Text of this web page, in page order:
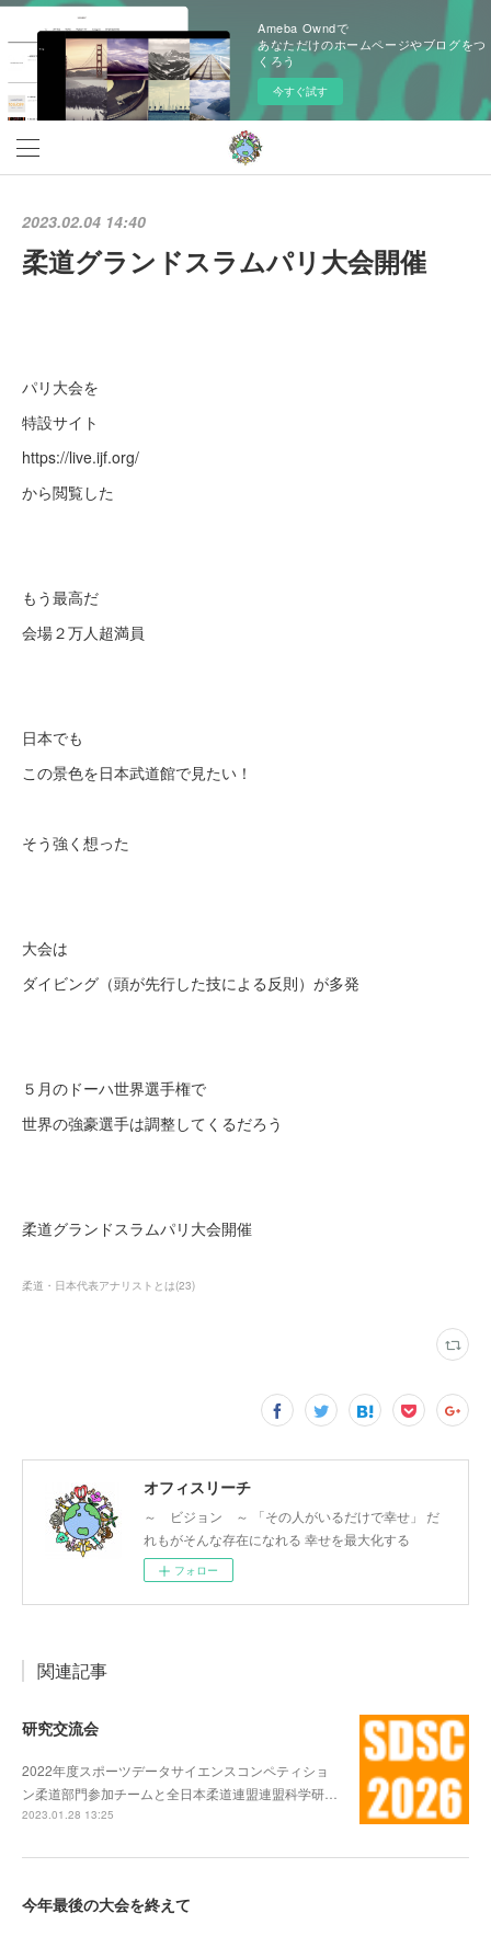
Ameba Owndで
あなただけのホームページやブログをつ
くろう
今すぐ試す
2023.02.04 14:40
柔道グランドスラムパリ大会開催
パリ大会を
特設サイト
https://live.ijf.org/
から閲覧した
もう最高だ
会場２万人超満員
日本でも
この景色を日本武道館で見たい！
そう強く想った
大会は
ダイビング（頭が先行した技による反則）が多発
５月のドーハ世界選手権で
世界の強豪選手は調整してくるだろう
柔道グランドスラムパリ大会開催
柔道・日本代表アナリストとは(23)
オフィスリーチ
～ ビジョン ～ 「その人がいるだけで幸せ」 だ
れもがそんな存在になれる 幸せを最大化する
フォロー
関連記事
研究交流会
2022年度スポーツデータサイエンスコンペティショ
ン柔道部門参加チームと全日本柔道連盟連盟科学研…
2023.01.28 13:25
今年最後の大会を終えて